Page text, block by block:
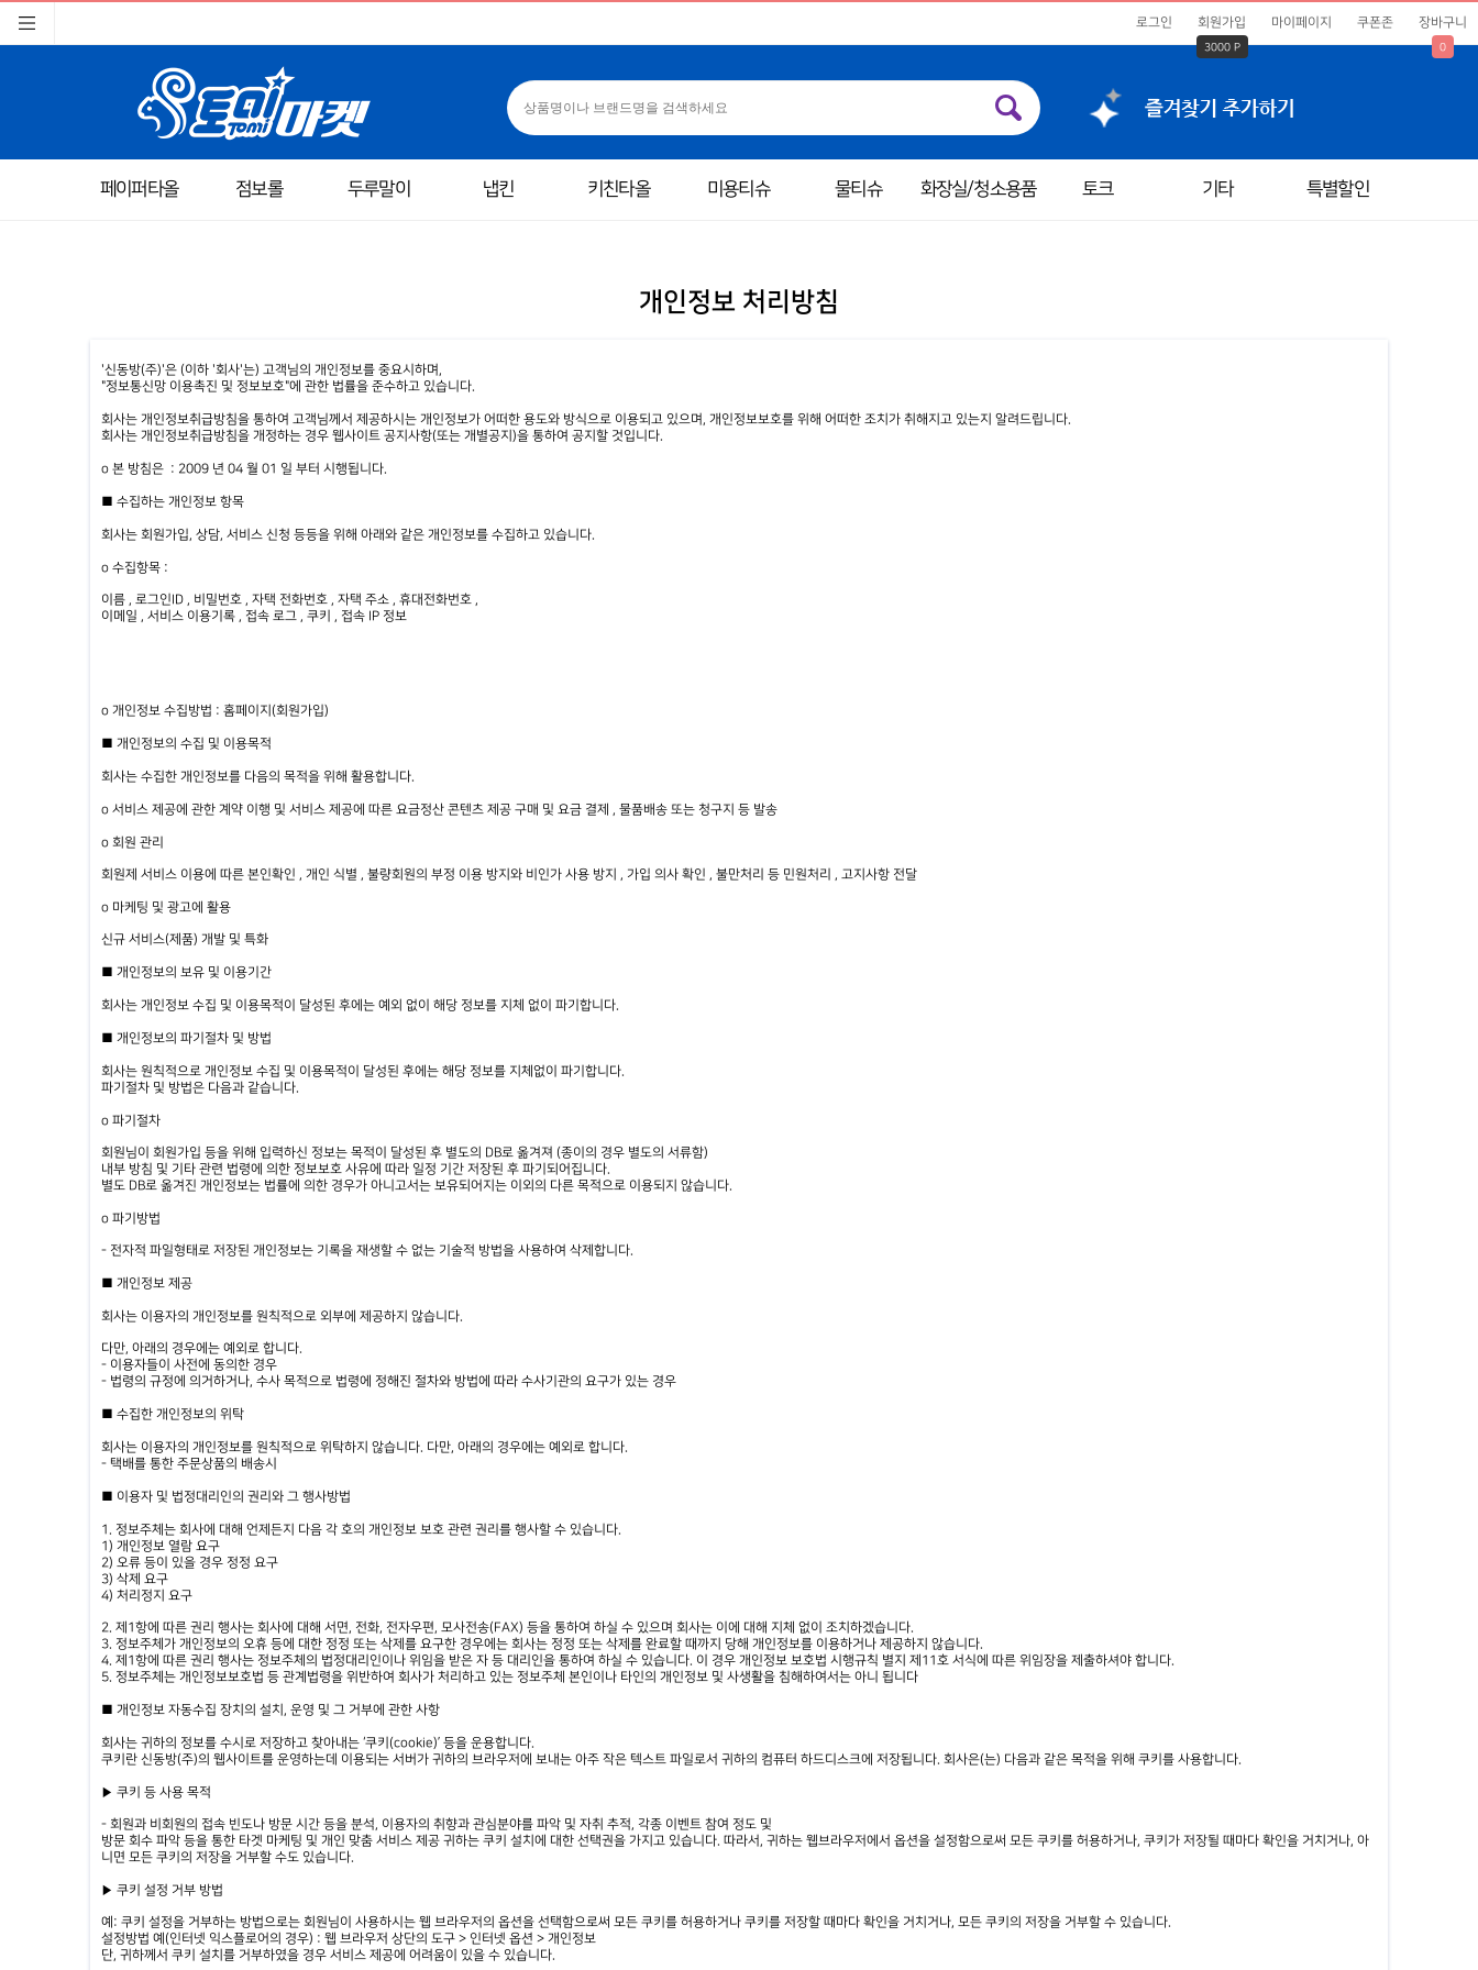
로그인 회원가입
3000 P
마이페이지 쿠폰존 장바구니
0
페이퍼타올 점보롤 두루말이 냅킨 키친타올 미용티슈 물티슈 화장실/청소용품 토크 기타 특별할인
개인정보 처리방침
'신동방(주)'은 (이하 '회사'는) 고객님의 개인정보를 중요시하며,
"정보통신망 이용촉진 및 정보보호"에 관한 법률을 준수하고 있습니다.
회사는 개인정보취급방침을 통하여 고객님께서 제공하시는 개인정보가 어떠한 용도와 방식으로 이용되고 있으며, 개인정보보호를 위해 어떠한 조치가 취해지고 있는지 알려드립니다.
회사는 개인정보취급방침을 개정하는 경우 웹사이트 공지사항(또는 개별공지)을 통하여 공지할 것입니다.
ο 본 방침은 : 2009 년 04 월 01 일 부터 시행됩니다.
■ 수집하는 개인정보 항목
회사는 회원가입, 상담, 서비스 신청 등등을 위해 아래와 같은 개인정보를 수집하고 있습니다.
ο 수집항목 :
이름 , 로그인ID , 비밀번호 , 자택 전화번호 , 자택 주소 , 휴대전화번호 ,
이메일 , 서비스 이용기록 , 접속 로그 , 쿠키 , 접속 IP 정보
ο 개인정보 수집방법 : 홈페이지(회원가입)
■ 개인정보의 수집 및 이용목적
회사는 수집한 개인정보를 다음의 목적을 위해 활용합니다.
ο 서비스 제공에 관한 계약 이행 및 서비스 제공에 따른 요금정산 콘텐츠 제공 구매 및 요금 결제 , 물품배송 또는 청구지 등 발송
ο 회원 관리
회원제 서비스 이용에 따른 본인확인 , 개인 식별 , 불량회원의 부정 이용 방지와 비인가 사용 방지 , 가입 의사 확인 , 불만처리 등 민원처리 , 고지사항 전달
ο 마케팅 및 광고에 활용
신규 서비스(제품) 개발 및 특화
■ 개인정보의 보유 및 이용기간
회사는 개인정보 수집 및 이용목적이 달성된 후에는 예외 없이 해당 정보를 지체 없이 파기합니다.
■ 개인정보의 파기절차 및 방법
회사는 원칙적으로 개인정보 수집 및 이용목적이 달성된 후에는 해당 정보를 지체없이 파기합니다.
파기절차 및 방법은 다음과 같습니다.
ο 파기절차
회원님이 회원가입 등을 위해 입력하신 정보는 목적이 달성된 후 별도의 DB로 옮겨져 (종이의 경우 별도의 서류함)
내부 방침 및 기타 관련 법령에 의한 정보보호 사유에 따라 일정 기간 저장된 후 파기되어집니다.
별도 DB로 옮겨진 개인정보는 법률에 의한 경우가 아니고서는 보유되어지는 이외의 다른 목적으로 이용되지 않습니다.
ο 파기방법
- 전자적 파일형태로 저장된 개인정보는 기록을 재생할 수 없는 기술적 방법을 사용하여 삭제합니다.
■ 개인정보 제공
회사는 이용자의 개인정보를 원칙적으로 외부에 제공하지 않습니다.
다만, 아래의 경우에는 예외로 합니다.
- 이용자들이 사전에 동의한 경우
- 법령의 규정에 의거하거나, 수사 목적으로 법령에 정해진 절차와 방법에 따라 수사기관의 요구가 있는 경우
■ 수집한 개인정보의 위탁
회사는 이용자의 개인정보를 원칙적으로 위탁하지 않습니다. 다만, 아래의 경우에는 예외로 합니다.
- 택배를 통한 주문상품의 배송시
■ 이용자 및 법정대리인의 권리와 그 행사방법
1. 정보주체는 회사에 대해 언제든지 다음 각 호의 개인정보 보호 관련 권리를 행사할 수 있습니다.
1) 개인정보 열람 요구
2) 오류 등이 있을 경우 정정 요구
3) 삭제 요구
4) 처리정지 요구
2. 제1항에 따른 권리 행사는 회사에 대해 서면, 전화, 전자우편, 모사전송(FAX) 등을 통하여 하실 수 있으며 회사는 이에 대해 지체 없이 조치하겠습니다.
3. 정보주체가 개인정보의 오휴 등에 대한 정정 또는 삭제를 요구한 경우에는 회사는 정정 또는 삭제를 완료할 때까지 당해 개인정보를 이용하거나 제공하지 않습니다.
4. 제1항에 따른 권리 행사는 정보주체의 법정대리인이나 위임을 받은 자 등 대리인을 통하여 하실 수 있습니다. 이 경우 개인정보 보호법 시행규칙 별지 제11호 서식에 따른 위임장을 제출하셔야 합니다.
5. 정보주체는 개인정보보호법 등 관계법령을 위반하여 회사가 처리하고 있는 정보주체 본인이나 타인의 개인정보 및 사생활을 침해하여서는 아니 됩니다
■ 개인정보 자동수집 장치의 설치, 운영 및 그 거부에 관한 사항
회사는 귀하의 정보를 수시로 저장하고 찾아내는 ‘쿠키(cookie)’ 등을 운용합니다.
쿠키란 신동방(주)의 웹사이트를 운영하는데 이용되는 서버가 귀하의 브라우저에 보내는 아주 작은 텍스트 파일로서 귀하의 컴퓨터 하드디스크에 저장됩니다. 회사은(는) 다음과 같은 목적을 위해 쿠키를 사용합니다.
▶ 쿠키 등 사용 목적
- 회원과 비회원의 접속 빈도나 방문 시간 등을 분석, 이용자의 취향과 관심분야를 파악 및 자취 추적, 각종 이벤트 참여 정도 및
방문 회수 파악 등을 통한 타겟 마케팅 및 개인 맞춤 서비스 제공 귀하는 쿠키 설치에 대한 선택권을 가지고 있습니다. 따라서, 귀하는 웹브라우저에서 옵션을 설정함으로써 모든 쿠키를 허용하거나, 쿠키가 저장될 때마다 확인을 거치거나, 아
니면 모든 쿠키의 저장을 거부할 수도 있습니다.
▶ 쿠키 설정 거부 방법
예: 쿠키 설정을 거부하는 방법으로는 회원님이 사용하시는 웹 브라우저의 옵션을 선택함으로써 모든 쿠키를 허용하거나 쿠키를 저장할 때마다 확인을 거치거나, 모든 쿠키의 저장을 거부할 수 있습니다.
설정방법 예(인터넷 익스플로어의 경우) : 웹 브라우저 상단의 도구 > 인터넷 옵션 > 개인정보
단, 귀하께서 쿠키 설치를 거부하였을 경우 서비스 제공에 어려움이 있을 수 있습니다.